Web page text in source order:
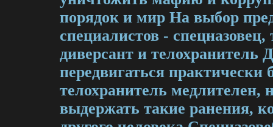
порядок и мир На выбор
специалистов -
диверсант и телохранитель
передвигаться практически
телохранитель медлителен,
выдержать такие ранения,